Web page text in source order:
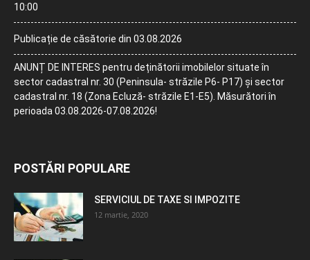
10:00
Publicație de căsătorie din 03.08.2026
ANUNȚ DE INTERES pentru deținătorii imobilelor situate în
sector cadastral nr. 30 (Peninsula- străzile P6- P17) și sector
cadastral nr. 18 (Zona Ecluză- străzile E1-E5). Măsurători în
perioada 03.08.2026-07.08.2026!
POSTĂRI POPULARE
SERVICIUL DE TAXE SI IMPOZITE
12 martie, 2020